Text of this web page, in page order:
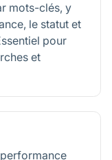
mots-clés, y
le statut et
pour
et